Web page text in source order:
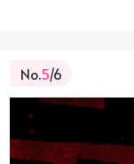
No.5/6